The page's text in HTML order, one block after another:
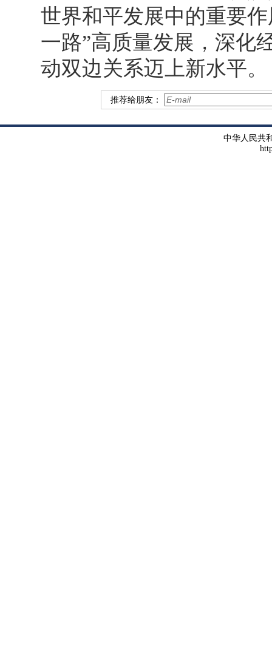
世界和平发展中的重要
一路”高质量发展，深化
动双边关系迈上新水平。
推荐给朋友：
中华人民共